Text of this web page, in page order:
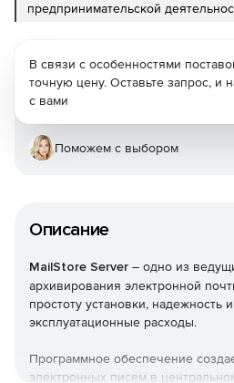
предпринимательской
Описание
MailStore Server – одно из
архивирования электронной
простоту установки, надежность
эксплуатационные расходы.
Программное обеспечение
электронных писем в
В связи с особенностями
точную цену. Оставьте запрос, и
с вами
Поможем с выбором